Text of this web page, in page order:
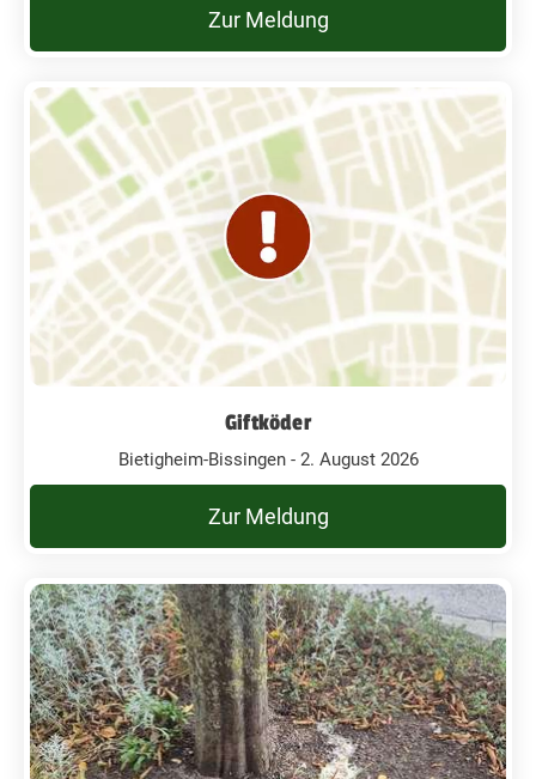
Zur Meldung
Giftköder
Bietigheim-Bissingen - 2. August 2026
Zur Meldung